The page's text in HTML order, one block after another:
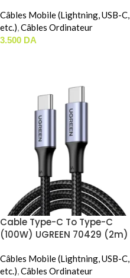
Câbles Mobile (Lightning, USB-C,
etc.),Câbles Ordinateur
3.500 DA
Cable Type-C To Type-C
(100W) UGREEN 70429 (2m)
Câbles Mobile (Lightning, USB-C,
etc.),Câbles Ordinateur